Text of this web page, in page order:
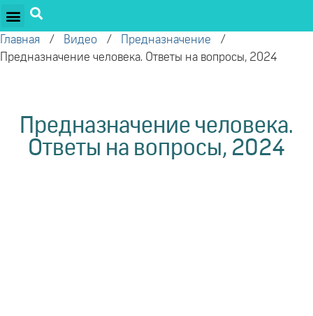
Главная / Видео / Предназначение /
Предназначение человека. Ответы на вопросы, 2024
Предназначение человека.
Ответы на вопросы, 2024